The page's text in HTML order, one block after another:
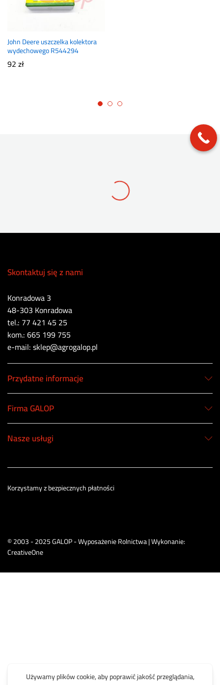
John Deere uszczelka kolektora
wydechowego R544294
92zł
Skontaktuj się z nami
Konradowa 3
48-303 Konradowa
tel.: 77 421 45 25
kom.: 665 199 755
e-mail: sklep@agrogalop.pl
Przydatne informacje
Firma GALOP
Nasze usługi
© 2003 - 2025 GALOP - Wyposażenie Rolnictwa | Wykonanie:
CreativeOne
Korzystamy z bezpiecznych płatności